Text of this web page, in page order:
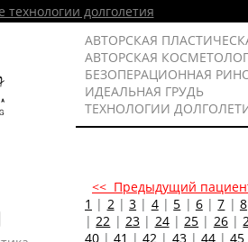
технологии долголетия
АВТОРСКАЯ
АВТОРСКАЯ
БЕЗОПЕРАЦИОННАЯ
ИДЕАЛЬНАЯ ГРУДЬ
ТЕХНОЛОГИИ
<< Предыдущий
1 | 2|3 | 4| 5 | 6|7 | 8
|22 | 23| 24|25 | 26|
40 |41 |42 | 43| 44| 45